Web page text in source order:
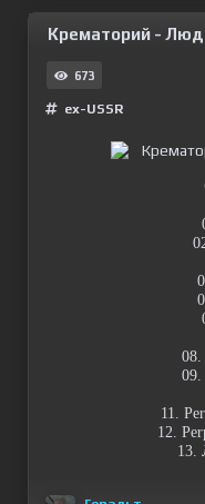
Крематорий -
673
ex-USSR
09.
11.
12.
13.